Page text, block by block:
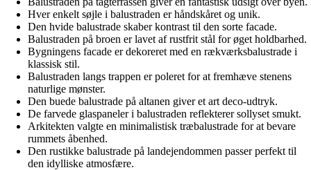
Hver enkelt søjle i balustraden er håndskåret og unik.
Den hvide balustrade skaber kontrast til den sorte facade.
Balustraden på broen er lavet af rustfrit stål for øget holdbarhed.
Bygningens facade er dekoreret med en rækværksbalustrade i
klassisk stil.
Balustraden langs trappen er poleret for at fremhæve stenens
naturlige mønster.
Den buede balustrade på altanen giver et art deco-udtryk.
De farvede glaspaneler i balustraden reflekterer sollyset smukt.
Arkitekten valgte en minimalistisk træbalustrade for at bevare
rummets åbenhed.
Den rustikke balustrade på landejendommen passer perfekt til
den idylliske atmosfære.